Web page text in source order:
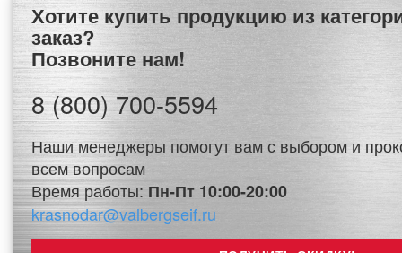
Хотите купить продукцию из категории Сейфы на
заказ?
Позвоните нам!
8 (800) 700-5594
Наши менеджеры помогут вам с выбором и
всем вопросам
Время работы: Пн-Пт 10:00-20:00
krasnodar@valbergseif.ru